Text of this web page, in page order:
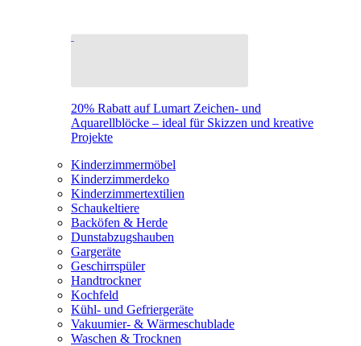
20% Rabatt auf Lumart Zeichen- und
Aquarellblöcke – ideal für Skizzen und kreative
Projekte
Kinderzimmermöbel
Kinderzimmerdeko
Kinderzimmertextilien
Schaukeltiere
Backöfen & Herde
Dunstabzugshauben
Gargeräte
Geschirrspüler
Handtrockner
Kochfeld
Kühl- und Gefriergeräte
Vakuumier- & Wärmeschublade
Waschen & Trocknen